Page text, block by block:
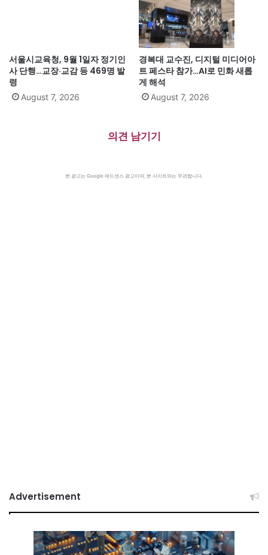
서울시교육청, 9월 1일자 정기인
사 단행…교장·교감 등 469명 발
령
August 7, 2026
경복대 교수진, 디지털 미디어아
트 페스타 참가…AI로 민화 새롭
게 해석
August 7, 2026
의견 남기기
본 광고는 Google 애드센스 광고이며, 본 사이트와는 무관합니다.
Advertisement